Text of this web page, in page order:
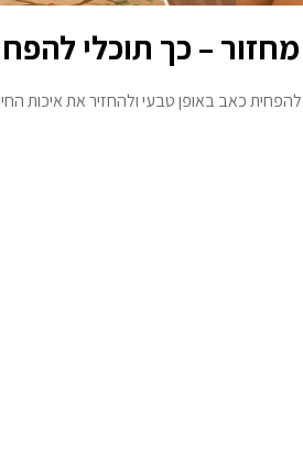
– כך תוכלי
כאב באופן טבעי ולהחזיר את איכות